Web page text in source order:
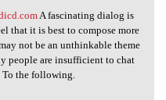
3dicd.com A
A fascinating dialog is
that it is best to compose more
not be an unthinkable theme
people are insufficient to chat
To the following.